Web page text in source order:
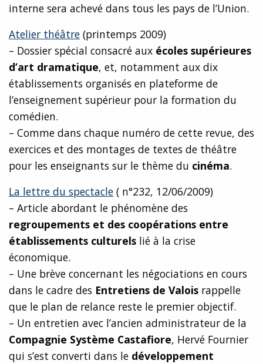
interne sera achevé dans tous les pays de l’Union.
Atelier théâtre (printemps 2009)
– Dossier spécial consacré aux écoles supérieures
d’art dramatique, et, notamment aux dix
établissements organisés en plateforme de
l’enseignement supérieur pour la formation du
comédien.
– Comme dans chaque numéro de cette revue, des
exercices et des montages de textes de théâtre
pour les enseignants sur le thème du cinéma.
La lettre du spectacle ( n°232, 12/06/2009)
– Article abordant le phénomène des
regroupements et des coopérations entre
établissements culturels lié à la crise
économique.
– Une brève concernant les négociations en cours
dans le cadre des Entretiens de Valois rappelle
que le plan de relance reste le premier objectif.
– Un entretien avec l’ancien administrateur de la
Compagnie Système Castafiore, Hervé Fournier
qui s’est converti dans le développement